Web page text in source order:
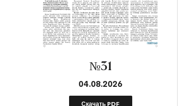
№31
04.08.2026
Скачать PDF